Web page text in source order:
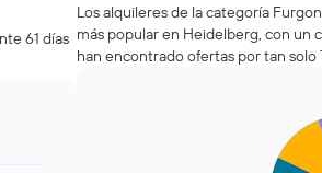
61 días
Los alquileres de la categoría
más popular en Heidelberg, con un
han encontrado ofertas por tan solo